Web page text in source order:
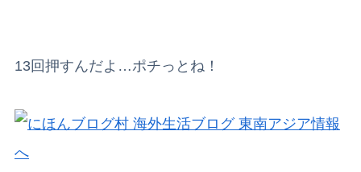
13回押すんだよ…ポチっとね！